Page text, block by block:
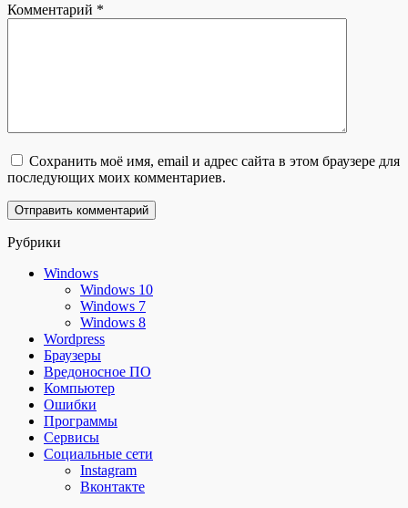
Комментарий *
Сохранить моё имя, email и адрес сайта в этом браузере для
последующих моих комментариев.
Рубрики
Windows
Windows 10
Windows 7
Windows 8
Wordpress
Браузеры
Вредоносное ПО
Компьютер
Ошибки
Программы
Сервисы
Социальные сети
Instagram
Вконтакте